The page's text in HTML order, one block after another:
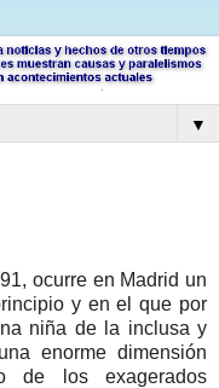
▼
ocurre en Madrid un
y en el que por
niña de la inclusa y
enorme dimensión
de los exagerados